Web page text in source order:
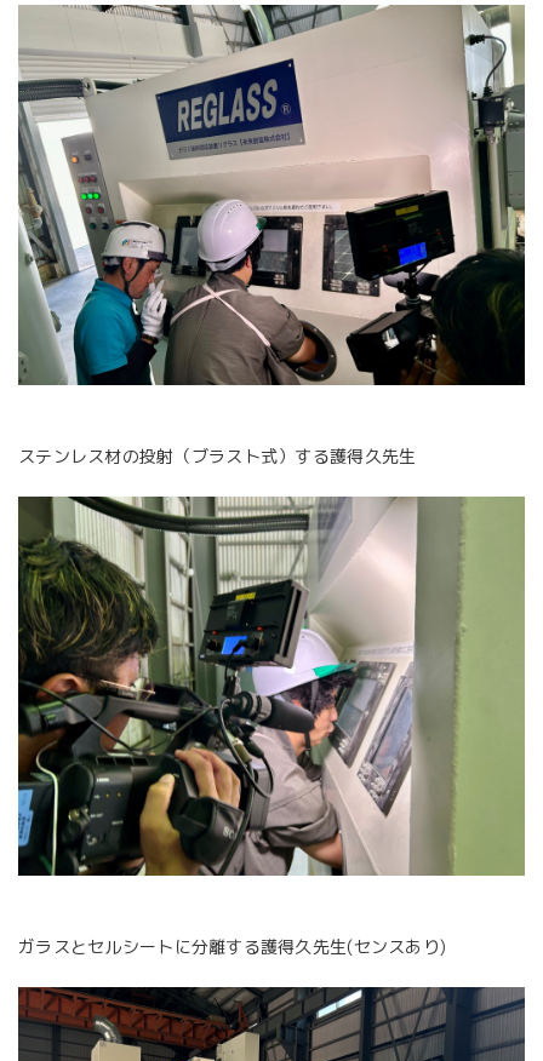
ステンレス材の投射（ブラスト式）する護得久先生
ガラスとセルシートに分離する護得久先生(センスあり)